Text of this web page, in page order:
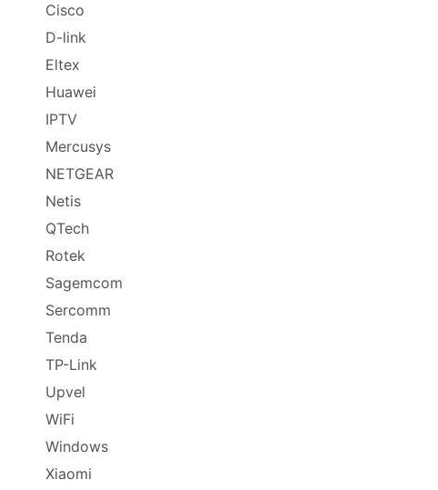
Cisco
D-link
Eltex
Huawei
IPTV
Mercusys
NETGEAR
Netis
QTech
Rotek
Sagemcom
Sercomm
Tenda
TP-Link
Upvel
WiFi
Windows
Xiaomi